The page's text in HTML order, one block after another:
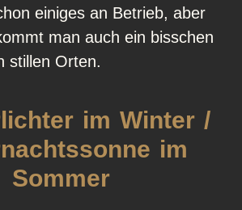
einiges an Betrieb, aber
man auch ein bisschen
stillen Orten.
im Winter /
im
Sommer